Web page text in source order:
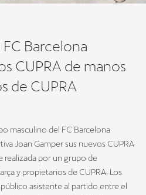
Barcelona
CUPRA de manos
de CUPRA
masculino del FC Barcelona
Joan Gamper sus nuevos CUPRA
realizada por un grupo de
y propietarios de CUPRA. Los
asistente al partido entre el